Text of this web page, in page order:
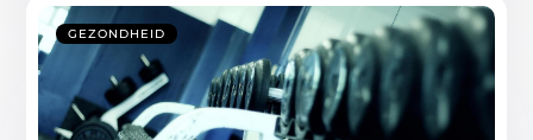
GEZONDHEID